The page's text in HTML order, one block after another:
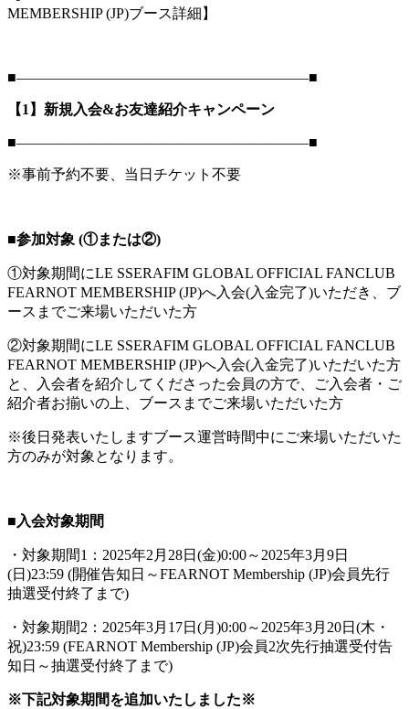
MEMBERSHIP (JP)ブース詳細】
■――――――――――――――――――――■
【1】新規入会&お友達紹介キャンペーン
■――――――――――――――――――――■
※事前予約不要、当日チケット不要
■参加対象 (①または②)
①対象期間にLE SSERAFIM GLOBAL OFFICIAL FANCLUB
FEARNOT MEMBERSHIP (JP)へ入会(入金完了)いただき、ブ
ースまでご来場いただいた方
②対象期間にLE SSERAFIM GLOBAL OFFICIAL FANCLUB
FEARNOT MEMBERSHIP (JP)へ入会(入金完了)いただいた方
と、入会者を紹介してくださった会員の方で、ご入会者・ご
紹介者お揃いの上、ブースまでご来場いただいた方
※後日発表いたしますブース運営時間中にご来場いただいた
方のみが対象となります。
■入会対象期間
・対象期間1：2025年2月28日(金)0:00～2025年3月9日
(日)23:59 (開催告知日～FEARNOT Membership (JP)会員先行
抽選受付終了まで)
・対象期間2：2025年3月17日(月)0:00～2025年3月20日(木・
祝)23:59 (FEARNOT Membership (JP)会員2次先行抽選受付告
知日～抽選受付終了まで)
※下記対象期間を追加いたしました※